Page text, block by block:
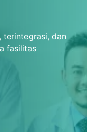
terintegrasi, dan
fasilitas